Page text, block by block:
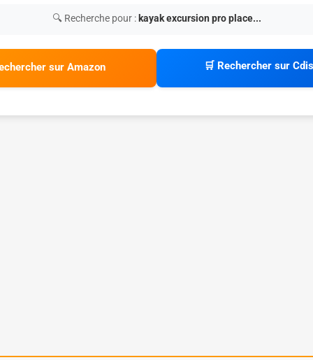
🔍 Recherche pour : kayak excursion pro place...
sur Amazon 🛒 Rechercher sur